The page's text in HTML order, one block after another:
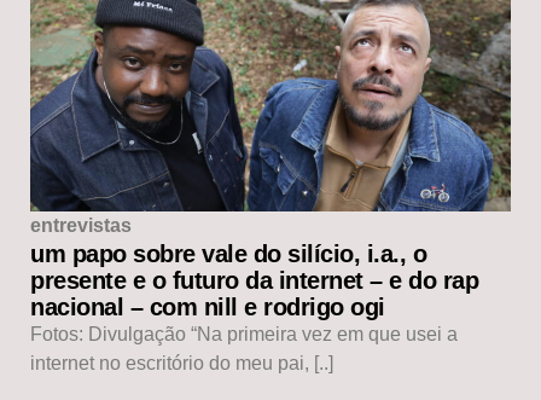
entrevistas
um papo sobre vale do silício, i.a., o
presente e o futuro da internet – e do rap
nacional – com nill e rodrigo ogi
Fotos: Divulgação “Na primeira vez em que usei a
internet no escritório do meu pai, [..]